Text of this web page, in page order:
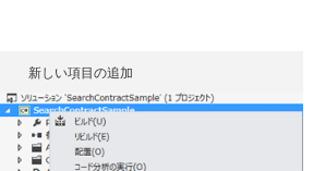
新しい項目の追加